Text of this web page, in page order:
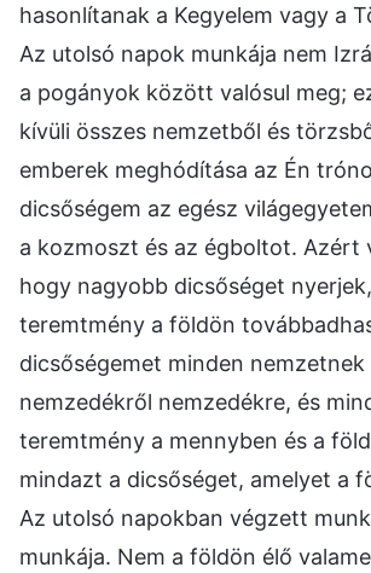
hasonlítanak a Kegyelem vagy a
Az utolsó napok munkája nem
a pogányok között valósul meg;
kívüli összes nemzetből és
emberek meghódítása az Én
dicsőségem az egész
a kozmoszt és az égboltot. Azért
hogy nagyobb dicsőséget
teremtmény a földön
dicsőségemet minden
nemzedékről nemzedékre, és
teremtmény a mennyben és a
mindazt a dicsőséget, amelyet a
Az utolsó napokban végzett
munkája. Nem a földön élő